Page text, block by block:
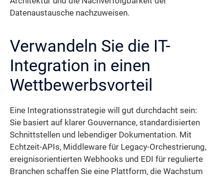
Datenaustausche nachzuweisen.
Verwandeln Sie die IT-
Integration in einen
Wettbewerbsvorteil
Eine Integrationsstrategie will gut durchdacht sein:
Sie basiert auf klarer Gouvernance, standardisierten
Schnittstellen und lebendiger Dokumentation. Mit
Echtzeit-APIs, Middleware für Legacy-Orchestrierung,
ereignisorientierten Webhooks und EDI für regulierte
Branchen schaffen Sie eine Plattform, die Wachstum